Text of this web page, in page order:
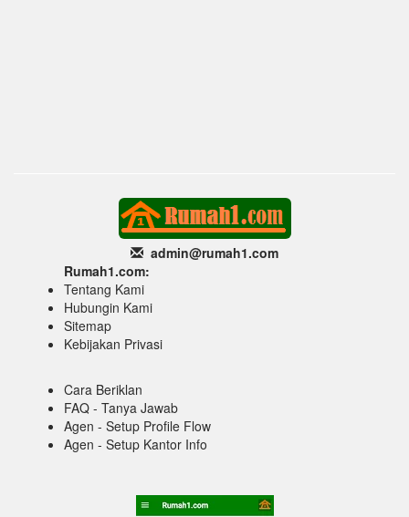
admin@rumah1.com
Rumah1.com:
Tentang Kami
Hubungin Kami
Sitemap
Kebijakan Privasi
Cara Beriklan
FAQ - Tanya Jawab
Agen - Setup Profile Flow
Agen - Setup Kantor Info